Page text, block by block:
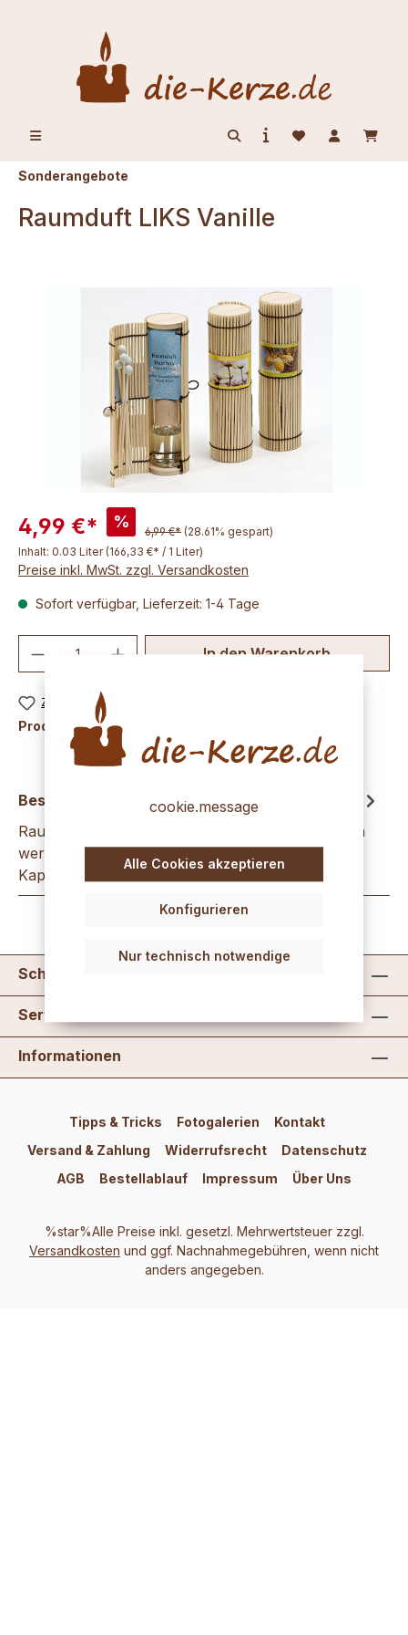
Sonderangebote
Raumduft LIKS Vanille
4,99 €* %
6,99 €* (28.61% gespart)
Inhalt: 0.03 Liter (166,33 €* / 1 Liter)
Preise inkl. MwSt. zzgl. Versandkosten
Sofort verfügbar, Lieferzeit: 1-4 Tage
Produkt Anzahl: Gib denIn den Warenkorb
Zum Merkzettel hinzufügen
Produktnummer:
Beschreibung
Raumduft LIKS Vanille 30 ml Die Bambusstäbchen
werden in die Flasche gestellt, in den feinen
Kapilaren des Naturmaterials st…
Schreib uns
Service
Informationen
Tipps & Tricks Fotogalerien
Kontakt
Versand & Zahlung
Widerrufsrecht
Datenschutz
AGB
Bestellablauf Impressum Über Uns
%star%Alle Preise inkl. gesetzl. Mehrwertsteuer zzgl.
Versandkosten und ggf. Nachnahmegebühren, wenn nicht
anders angegeben.
cookie.message
Nur technisch notwendige
Konfigurieren
Alle Cookies akzeptieren